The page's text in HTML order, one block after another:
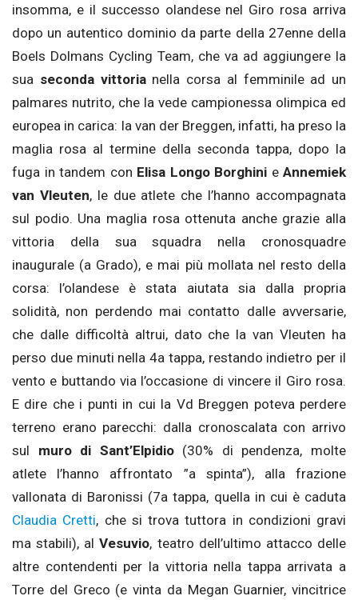
insomma, e il successo olandese nel Giro rosa arriva
dopo un autentico dominio da parte della 27enne della
Boels Dolmans Cycling Team, che va ad aggiungere la
sua seconda vittorianella corsa al femminile ad un
palmares nutrito, che la vede campionessa olimpica ed
europea in carica: la van der Breggen, infatti, ha preso la
maglia rosa al termine della seconda tappa, dopo la
fuga in tandem con Elisa Longo Borghini e Annemiek
van Vleuten, le due atlete che l’hanno accompagnata
sul podio. Una maglia rosa ottenuta anche grazie alla
vittoria della sua squadra nella cronosquadre
inaugurale (a Grado), e mai più mollata nel resto della
corsa: l’olandese è stata aiutata sia dalla propria
solidità, non perdendo mai contatto dalle avversarie,
che dalle difficoltà altrui, dato che la van Vleuten ha
perso due minuti nella 4a tappa, restando indietro per il
vento e buttando via l’occasione di vincere il Giro rosa.
E dire che i punti in cui la Vd Breggen poteva perdere
terreno erano parecchi: dalla cronoscalata con arrivo
sul muro di Sant’Elpidio(30% di pendenza, molte
atlete l’hanno affrontato ”a spinta”), alla frazione
vallonata di Baronissi (7a tappa, quella in cui è caduta
Claudia Cretti, che si trova tuttora in condizioni gravi
ma stabili), alVesuvio, teatro dell’ultimo attacco delle
altre contendenti per la vittoria nella tappa arrivata a
Torre del Greco (e vinta da Megan Guarnier, vincitrice